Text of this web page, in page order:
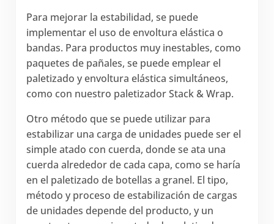
Para mejorar la estabilidad, se puede
implementar el uso de envoltura elástica o
bandas. Para productos muy inestables, como
paquetes de pañales, se puede emplear el
paletizado y envoltura elástica simultáneos,
como con nuestro paletizador Stack & Wrap.
Otro método que se puede utilizar para
estabilizar una carga de unidades puede ser el
simple atado con cuerda, donde se ata una
cuerda alrededor de cada capa, como se haría
en el paletizado de botellas a granel. El tipo,
método y proceso de estabilización de cargas
de unidades depende del producto, y un